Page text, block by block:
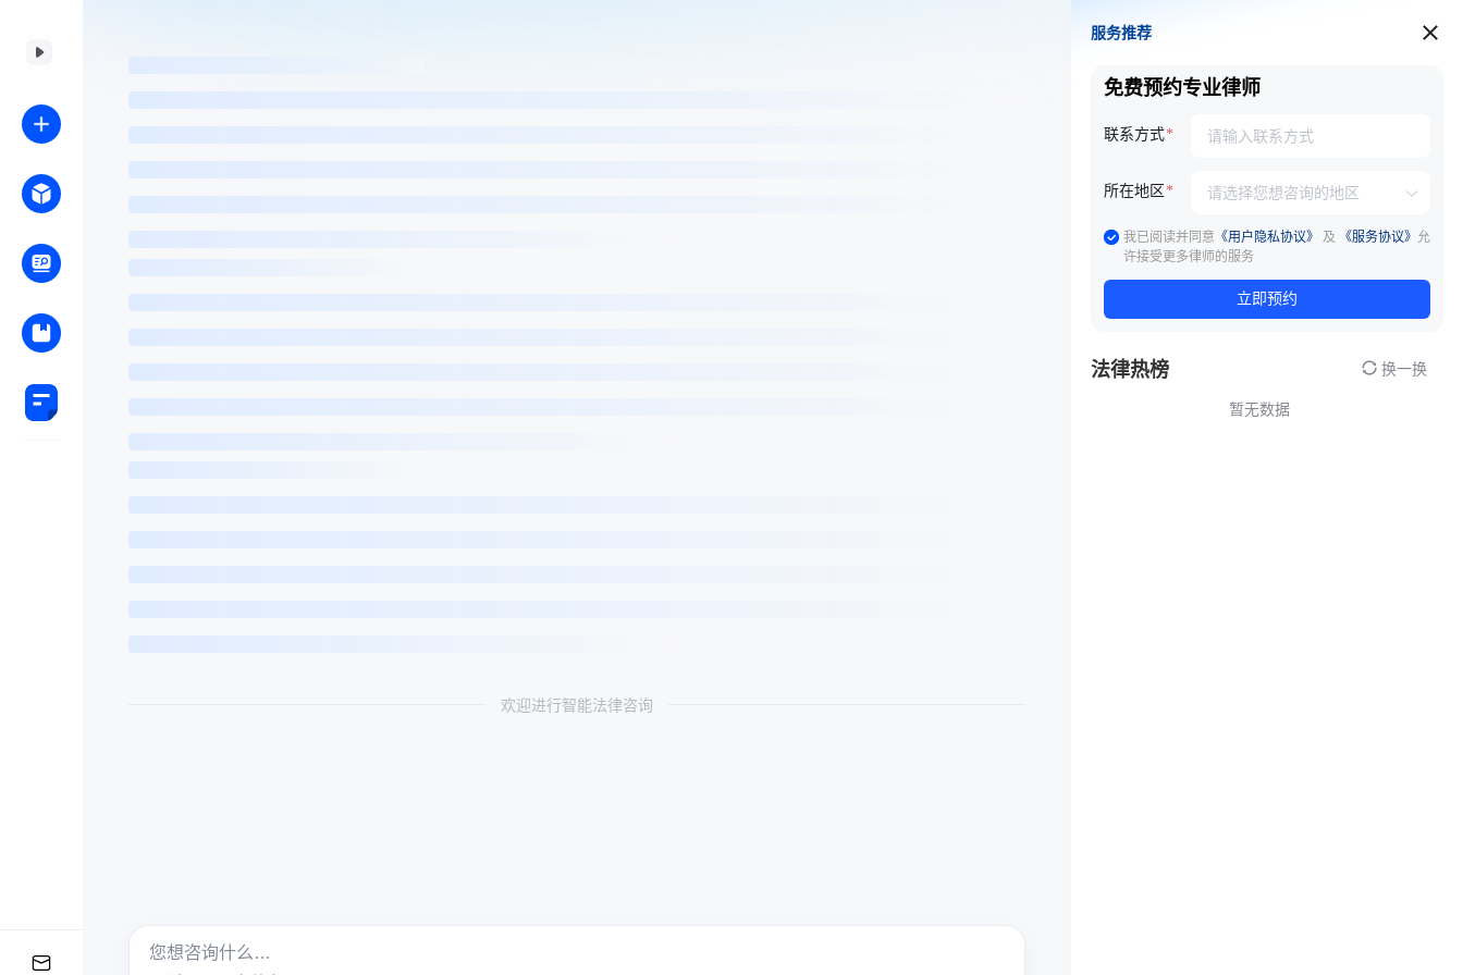
欢迎进行智能法律咨询
服务推荐
服务推荐
免费预约专业律师
联系方式
所在地区
我已阅读并同意 《用户隐私协议》 及 《服务协议》 允
许接受更多律师的服务
立即预约
法律热榜 换一换
暂无数据